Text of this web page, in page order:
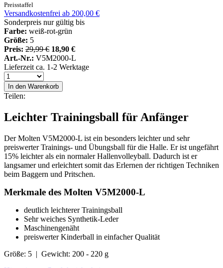
Preisstaffel
Versandkostenfrei ab 200,00 €
Sonderpreis nur gültig bis
Farbe: weiß-rot-grün
Größe: 5
Preis: 29,99 € 18,90 €
Art.-Nr.: V5M2000-L
Lieferzeit ca. 1-2 Werktage
In den Warenkorb
Teilen:
Leichter Trainingsball für Anfänger
Der Molten V5M2000-L ist ein besonders leichter und sehr
preiswerter Trainings- und Übungsball für die Halle. Er ist ungefährt
15% leichter als ein normaler Hallenvolleyball. Dadurch ist er
langsamer und erleichtert somit das Erlernen der richtigen Techniken
beim Baggern und Pritschen.
Merkmale des Molten V5M2000-L
deutlich leichterer Trainingsball
Sehr weiches Synthetik-Leder
Maschinengenäht
preiswerter Kinderball in einfacher Qualität
Größe: 5 | Gewicht: 200 - 220 g